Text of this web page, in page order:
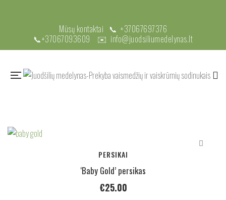
Mūsų kontaktai 📞 +37067697376
📞+37067093609 ✉️ info@juodsiliumedelynas.lt
PERSIKAI
‘Baby Gold’ persikas
€25.00